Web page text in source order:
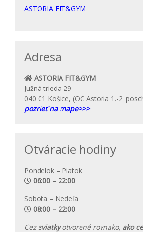
ASTORIA FIT&GYM
Adresa
ASTORIA FIT&GYM
Južná trieda 29
040 01 Košice, (OC Astoria 1.-2.
pozrieť na mape>>>
Otváracie hodiny
Pondelok – Piatok
06:00 – 22:00
Sobota – Nedeľa
08:00 – 22:00
Cez sviatkyotvorené rovnako, ako